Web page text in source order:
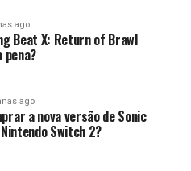
ago
Beat X: Return of Brawl
pena?
ago
a nova versão de Sonic
Switch 2?